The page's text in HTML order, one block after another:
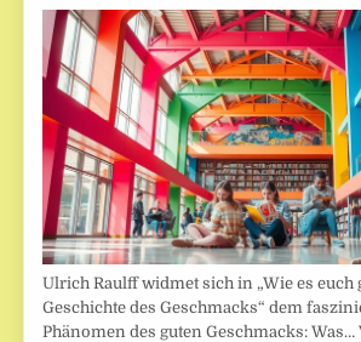
Ulrich Raulff widmet sich in „Wie es euch
Geschichte des Geschmacks“ dem
Phänomen des guten Geschmacks: Was…